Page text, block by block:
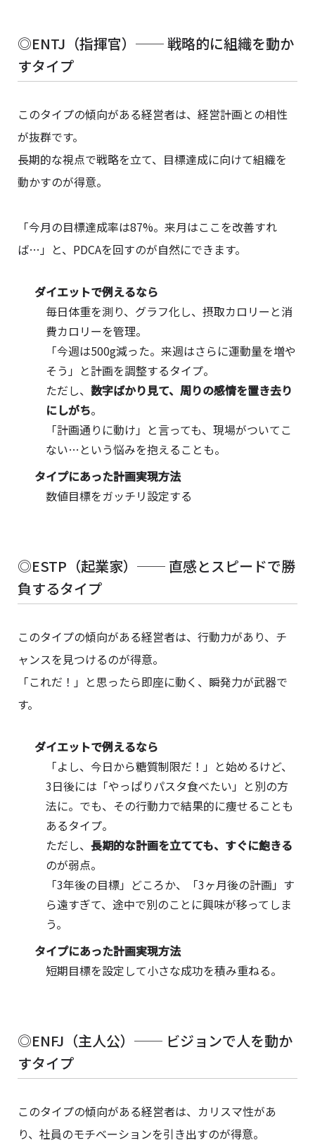
◎ENTJ（指揮官）── 戦略的に組織を動か
すタイプ
このタイプの傾向がある経営者は、経営計画との相性
が抜群です。
長期的な視点で戦略を立て、目標達成に向けて組織を
動かすのが得意。
「今月の目標達成率は87%。来月はここを改善すれ
ば…」と、PDCAを回すのが自然にできます。
ダイエットで例えるなら
毎日体重を測り、グラフ化し、摂取カロリーと消
費カロリーを管理。
「今週は500g減った。来週はさらに運動量を増や
そう」と計画を調整するタイプ。
ただし、 数字ばかり見て、周りの感情を置き去り
にしがち。
「計画通りに動け」と言っても、現場がついてこ
ない…という悩みを抱えることも。
タイプにあった計画実現方法
数値目標をガッチリ設定する
◎ESTP（起業家）── 直感とスピードで勝
負するタイプ
このタイプの傾向がある経営者は、行動力があり、チ
ャンスを見つけるのが得意。
「これだ！」と思ったら即座に動く、瞬発力が武器で
す。
ダイエットで例えるなら
「よし、今日から糖質制限だ！」と始めるけど、
3日後には「やっぱりパスタ食べたい」と別の方
法に。でも、その行動力で結果的に痩せることも
あるタイプ。
ただし、 長期的な計画を立てても、すぐに飽きる
のが弱点。
「3年後の目標」どころか、「3ヶ月後の計画」す
ら遠すぎて、途中で別のことに興味が移ってしま
う。
タイプにあった計画実現方法
短期目標を設定して小さな成功を積み重ねる。
◎ENFJ（主人公）── ビジョンで人を動か
すタイプ
このタイプの傾向がある経営者は、カリスマ性があ
り、社員のモチベーションを引き出すのが得意。